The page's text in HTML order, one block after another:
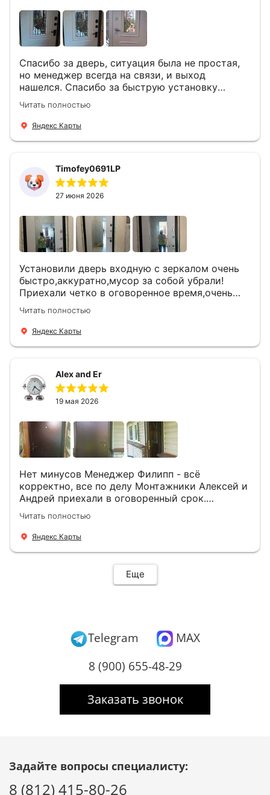
Спасибо за дверь, ситуация была не простая,
но менеджер всегда на связи, и выход
нашелся. Спасибо за быструю установку
Роману, один и привёз, и установил. Надеюсь,
что дверь нам долго послужит
Читать полностью
Яндекс Карты
Timofey0691LP
27 июня 2026
Установили дверь входную с зеркалом очень
быстро,аккуратно,мусор за собой убрали!
Приехали четко в оговоренное время,очень
вежливые,деликатные рабочие .Все
понравилось и дверь ,и работа и цена!
Читать полностью
Яндекс Карты
Alex and Er
19 мая 2026
Нет минусов Менеджер Филипп - всё
корректно, все по делу Монтажники Алексей и
Андрей приехали в оговоренный срок.
Демонтировали старую дверь и установили
новую буквально за час Быстро и качественно
+ нормальные цены Всем большое спасибо
Читать полностью
Яндекс Карты
Еще
Telegram
MAX
8 (900) 655-48-29
Заказать звонок
Задайте вопросы специалисту:
8 (812) 415-80-26